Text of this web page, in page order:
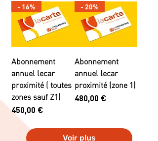
- 16%
Abonnement
annuel lecar
proximité ( toutes
zones sauf Z1)
Prix
450,00 €
- 20%
Abonnement
annuel lecar
proximité (zone 1)
Prix
480,00 €
Voir plus